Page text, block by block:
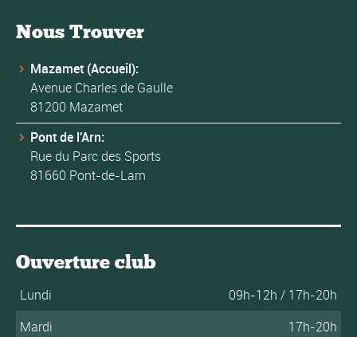
Nous Trouver
Mazamet (Accueil):
Avenue Charles de Gaulle
81200 Mazamet
Pont de l'Arn:
Rue du Parc des Sports
81660 Pont-de-Larn
Ouverture club
Lundi
09h-12h / 17h-20h
Mardi
17h-20h